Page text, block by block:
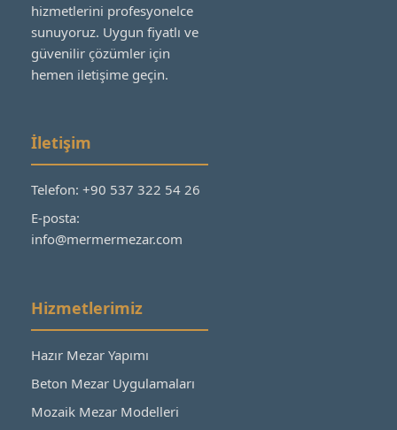
hizmetlerini profesyonelce
sunuyoruz. Uygun fiyatlı ve
güvenilir çözümler için
hemen iletişime geçin.
İletişim
Telefon: +90 537 322 54 26
E-posta:
info@mermermezar.com
Hizmetlerimiz
Hazır Mezar Yapımı
Beton Mezar Uygulamaları
Mozaik Mezar Modelleri